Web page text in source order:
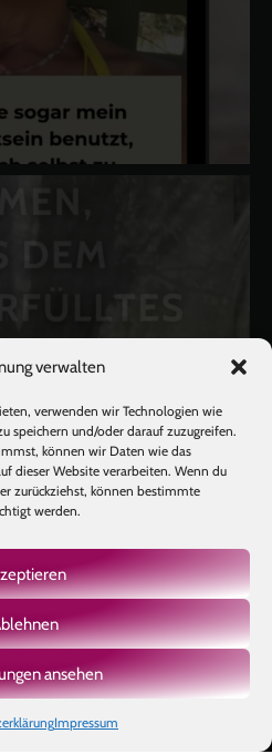
verwalten
verwenden wir Technologien wie
speichern und/oder darauf zuzugreifen.
können wir Daten wie das
dieser Website verarbeiten. Wenn du
zurückziehst, können bestimmte
werden.
ansehen
Impressum
Auf Instagram folgen